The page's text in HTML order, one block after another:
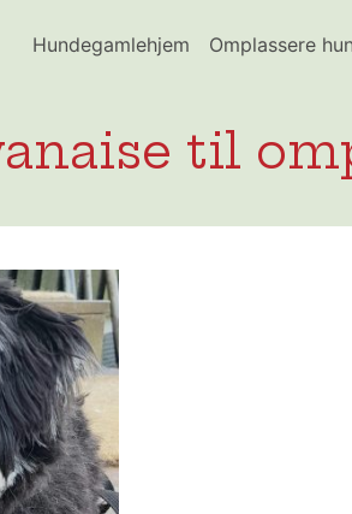
Hundegamlehjem Omplassere
til